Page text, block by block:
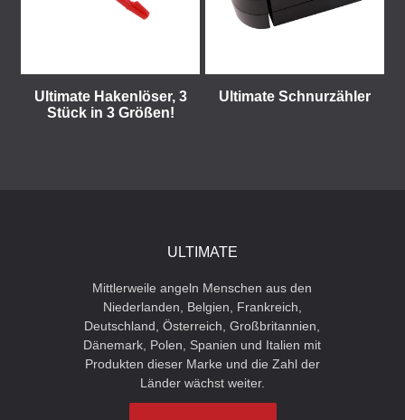
Ultimate Hakenlöser, 3
Stück in 3 Größen!
Ultimate Schnurzähler
ULTIMATE
Mittlerweile angeln Menschen aus den
Niederlanden, Belgien, Frankreich,
Deutschland, Österreich, Großbritannien,
Dänemark, Polen, Spanien und Italien mit
Produkten dieser Marke und die Zahl der
Länder wächst weiter.